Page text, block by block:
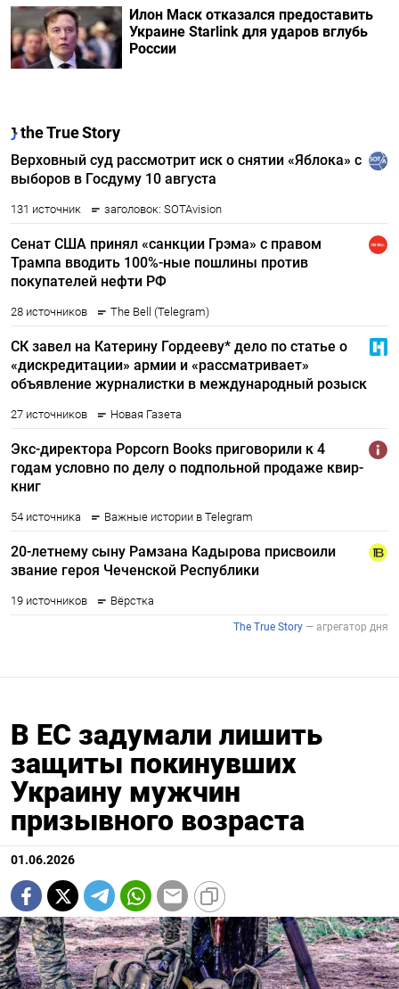
Илон Маск отказался предоставить
Украине Starlink для ударов вглубь
России
В ЕС задумали лишить
защиты покинувших
Украину мужчин
призывного возраста
01.06.2026